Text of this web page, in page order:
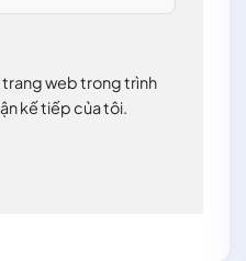
trang web trong trình
kế tiếp của tôi.